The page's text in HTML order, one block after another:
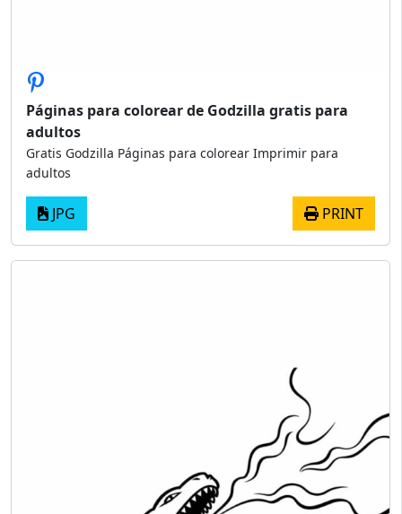
Páginas para colorear de Godzilla gratis para
adultos
Gratis Godzilla Páginas para colorear Imprimir para
adultos
JPG PRINT